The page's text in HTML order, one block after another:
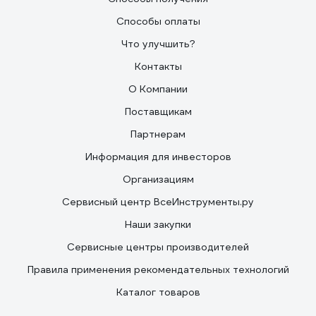
Способы оплаты
Что улучшить?
Контакты
О Компании
Поставщикам
Партнерам
Информация для инвесторов
Организациям
Сервисный центр ВсеИнструменты.ру
Наши закупки
Сервисные центры производителей
Правила применения рекомендательных технологий
Каталог товаров